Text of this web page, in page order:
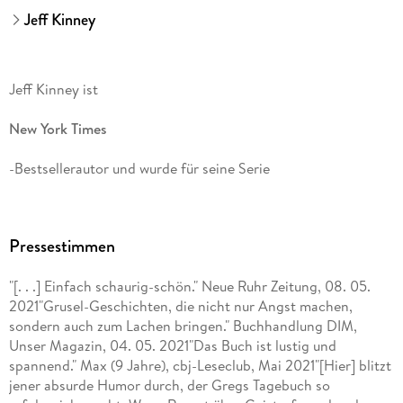
Jeff Kinney
Jeff Kinney ist
New York Times
-Bestsellerautor und wurde für seine Serie
bereits sechs Mal mit dem
Nickelodeon Kids' Choice Award
in der Kategorie Lieblingsbuch ausgezeichnet. Das
Time Magazine
Pressestimmen
"[. . .] Einfach schaurig-schön." Neue Ruhr Zeitung, 08. 05.
2021"Grusel-Geschichten, die nicht nur Angst machen,
sondern auch zum Lachen bringen." Buchhandlung DIM,
Unser Magazin, 04. 05. 2021"Das Buch ist lustig und
spannend." Max (9 Jahre), cbj-Leseclub, Mai 2021"[Hier] blitzt
jener absurde Humor durch, der Gregs Tagebuch so